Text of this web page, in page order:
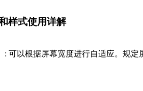
样式使用详解
: 可以根据屏幕宽度进行自适应。规